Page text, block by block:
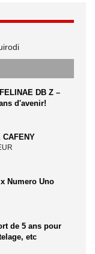
DB Z –
d'avenir!
CAFENY
Numero Uno
de 5 ans pour
etc